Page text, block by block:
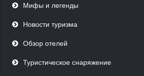
Мифы и легенды
Новости туризма
Обзор отелей
Туристическое снаряжение